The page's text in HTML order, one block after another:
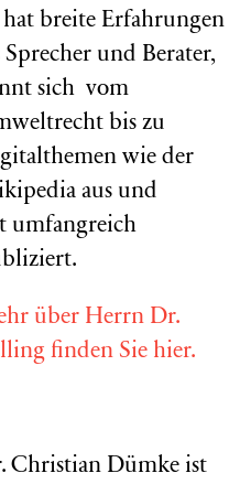
hat breite Erfahrungen
Sprecher und Berater,
sich vom
bis zu
wie der
aus und
umfangreich
über Herrn Dr.
finden Sie hier.
Christian Dümke ist